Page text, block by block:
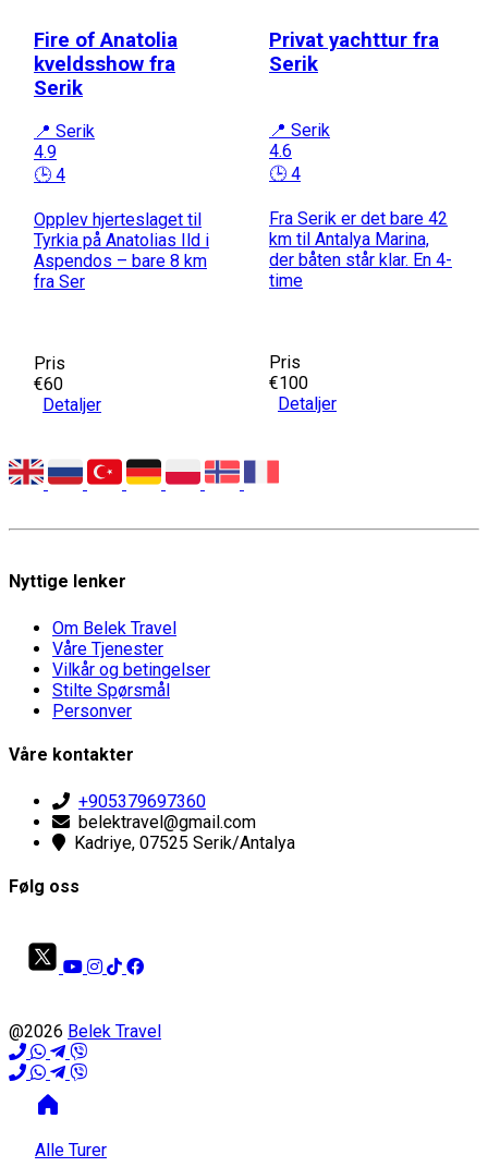
Fire of Anatolia
kveldsshow fra
Serik
📍 Serik
4.9
🕒 4
Opplev hjerteslaget til
Tyrkia på Anatolias Ild i
Aspendos – bare 8 km
fra Ser
Pris
€60
Detaljer
Privat yachttur fra
Serik
📍 Serik
4.6
🕒 4
Fra Serik er det bare 42
km til Antalya Marina,
der båten står klar. En 4-
time
Pris
€100
Detaljer
Nyttige lenker
Om Belek Travel
Våre Tjenester
Vilkår og betingelser
Stilte Spørsmål
Personver
Våre kontakter
+905379697360
belektravel@gmail.com
Kadriye, 07525 Serik/Antalya
Følg oss
@2026 Belek Travel
Alle Turer